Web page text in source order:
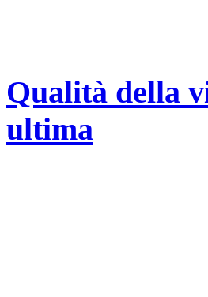
Qualità della
ultima